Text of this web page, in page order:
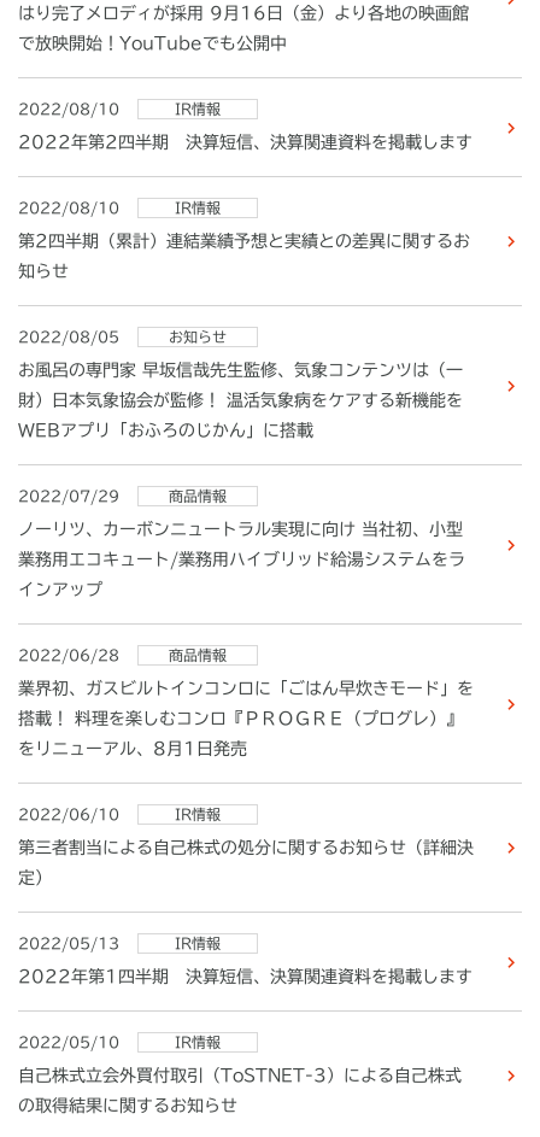
はり完了メロディが採用 9月16日（金）より各地の映画館
で放映開始！YouTubeでも公開中
2022/08/10 IR情報
2022年第2四半期 決算短信、決算関連資料を掲載します
2022/08/10 IR情報
第2四半期（累計）連結業績予想と実績との差異に関するお
知らせ
2022/08/05 お知らせ
お風呂の専門家 早坂信哉先生監修、気象コンテンツは（一
財）日本気象協会が監修！ 温活気象病をケアする新機能を
WEBアプリ「おふろのじかん」に搭載
2022/07/29 商品情報
ノーリツ、カーボンニュートラル実現に向け 当社初、小型
業務用エコキュート/業務用ハイブリッド給湯システムをラ
インアップ
2022/06/28 商品情報
業界初、ガスビルトインコンロに「ごはん早炊きモード」を
搭載！ 料理を楽しむコンロ『ＰＲＯＧＲＥ（プログレ）』
をリニューアル、8月1日発売
2022/06/10 IR情報
第三者割当による自己株式の処分に関するお知らせ（詳細決
定）
2022/05/13 IR情報
2022年第1四半期 決算短信、決算関連資料を掲載します
2022/05/10 IR情報
自己株式立会外買付取引（ToSTNET-3）による自己株式
の取得結果に関するお知らせ